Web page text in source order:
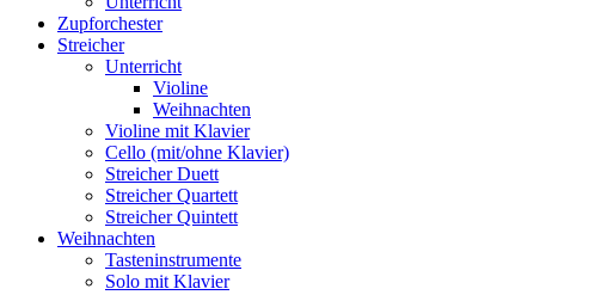
Zupforchester
Streicher
Unterricht
Violine
Weihnachten
Violine mit Klavier
Cello (mit/ohne Klavier)
Streicher Duett
Streicher Quartett
Streicher Quintett
Weihnachten
Tasteninstrumente
Solo mit Klavier